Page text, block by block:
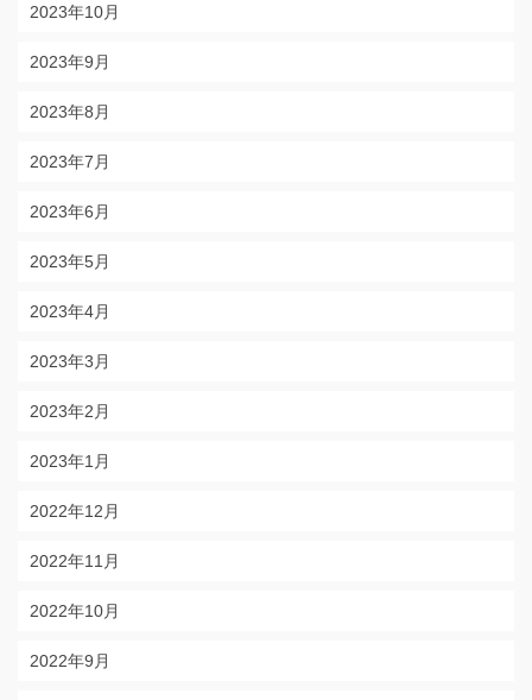
2023年10月
2023年9月
2023年8月
2023年7月
2023年6月
2023年5月
2023年4月
2023年3月
2023年2月
2023年1月
2022年12月
2022年11月
2022年10月
2022年9月